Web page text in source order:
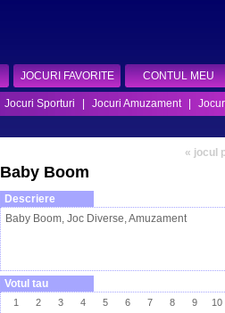
JOCURI FAVORITE CONTUL MEU
Jocuri Sporturi Jocuri Amuzament
« jocul
Baby Boom
Descriere
Baby Boom, Joc Diverse, Amuzament
Votul tau
1 2 3 4 5 6 7 8 9
10